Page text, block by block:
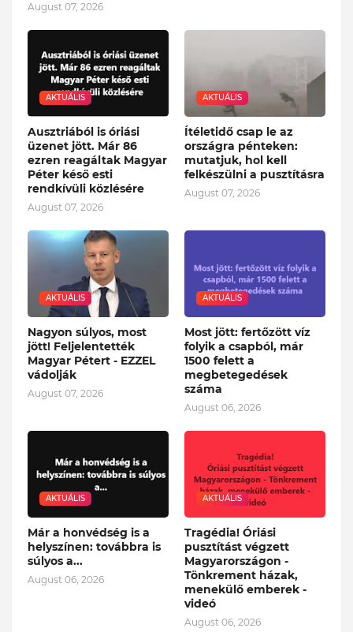
August 07, 2026
AKTUÁLIS
Ausztriából is óriási
üzenet jött. Már 86
ezren reagáltak Magyar
Péter késő esti
rendkívüli közlésére
August 07, 2026
AKTUÁLIS
Ítéletidő csap le az
országra pénteken:
mutatjuk, hol kell
felkészülni a pusztításra
August 07, 2026
AKTUÁLIS
Nagyon súlyos, most
jött! Feljelentették
Magyar Pétert - EZZEL
vádolják
August 07, 2026
AKTUÁLIS
Most jött: fertőzött víz
folyik a csapból, már
1500 felett a
megbetegedések
száma
August 06, 2026
AKTUÁLIS
Már a honvédség is a
helyszínen: továbbra is
súlyos a...
August 06, 2026
AKTUÁLIS
Tragédia! Óriási
pusztítást végzett
Magyarországon -
Tönkrement házak,
menekülő emberek -
videó
August 06, 2026